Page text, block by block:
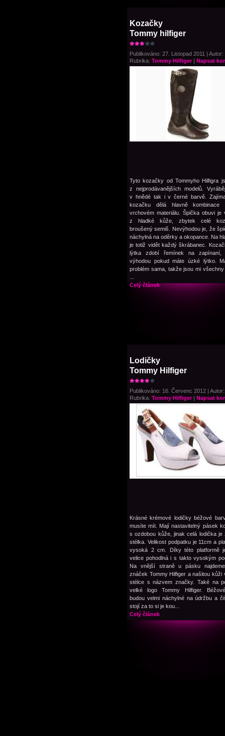
Kozačky
Tommy hilfiger
Publikováno: 27. Listopad 2011 | Autor:
Rubrika: Tommy Hilfiger | Napsat
Tyto kozačky od Tommyho Hilfigra
z nejprodávanějších modelů.
v hnědé tak i v černé barvě.
kozačku dělá hlavně
vrchovém materiálu. Špička obuvi je
z hladké kůže, zbytek celé
broušený semiš. Nevýhodou je, že
náchylná na oděrky a okopance. Na
je totiž vidět každý škrábanec.
lýtka zdobí řemínek na
výhodou pokud máte úzké lýtko.
problém sama, takže jsou mi
Celý článek
Lodičky
Tommy Hilfiger
Publikováno: 16. Červenc 2012 | Autor:
Rubrika: Tommy Hilfiger | Napsat
Krásné krémové lodičky béžové
musíte mít. Mají nastavitelný pásek
s ozdobou kůže, jinak celá lodička je
stélka. Velikost podpatku je 11cm a
vysoká 2 cm. Díky této platformě
velice pohodlná i s takto vysokým
Na vnější straně u pásku
znáček Tommy Hilfiger a našitou kůži
stélce s názvem značky. Také na
velké logo Tommy Hilfiger.
budou velmi náchylné na údržbu a
stojí za to si je kou...
Celý článek